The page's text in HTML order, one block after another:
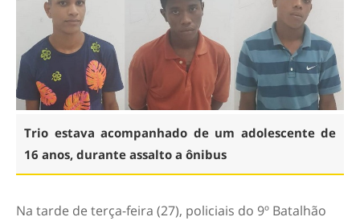
Trio estava acompanhado de um adolescente de
16 anos, durante assalto a ônibus
Na tarde de terça-feira (27), policiais do 9º Batalhão